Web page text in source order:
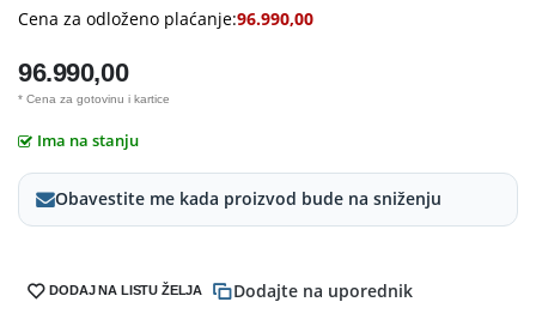
Cena za odloženo plaćanje:96.990,00
96.990,00
* Cena za gotovinu i kartice
Ima na stanju
Obavestite me kada proizvod bude na sniženju
DODAJ NA LISTU ŽELJA Dodajte na uporednik